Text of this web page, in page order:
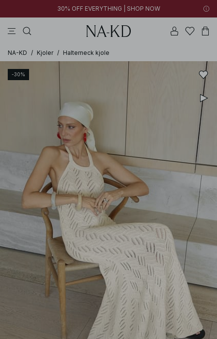
30% OFF EVERYTHING | SHOP NOW
NA-KD / Kjoler / Halterneck kjole
-30%